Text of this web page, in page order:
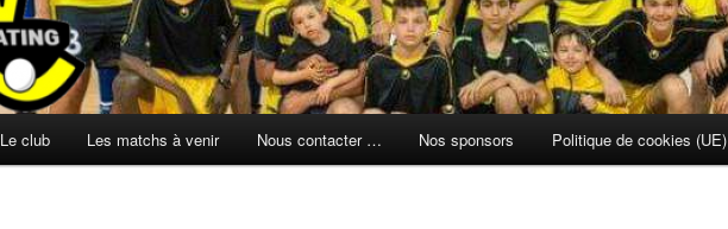
Le club Les matchs à venir Nous contacter … Nos sponsors Politique de cookies (UE)